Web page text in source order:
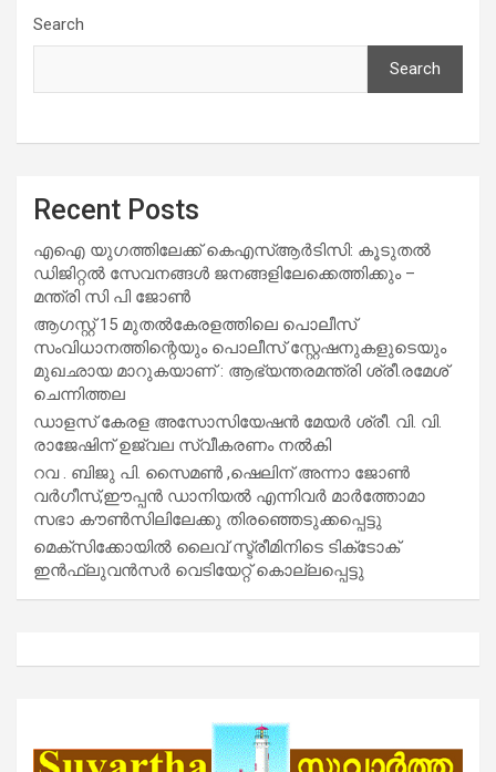
Search
Search
Recent Posts
എഐ യുഗത്തിലേക്ക് കെഎസ്ആർടിസി: കൂടുതൽ
ഡിജിറ്റൽ സേവനങ്ങൾ ജനങ്ങളിലേക്കെത്തിക്കും –
മന്ത്രി സി പി ജോൺ
ആഗസ്റ്റ് 15 മുതല്‍കേരളത്തിലെ പൊലീസ്
സംവിധാനത്തിന്റെയും പൊലീസ് സ്റ്റേഷനുകളുടെയും
മുഖഛായ മാറുകയാണ് : ആഭ്യന്തരമന്ത്രി ശ്രീ.രമേശ്
ചെന്നിത്തല
ഡാളസ് കേരള അസോസിയേഷൻ മേയർ ശ്രീ. വി. വി.
രാജേഷിന് ഉജ്വല സ്വീകരണം നൽകി
റവ . ബിജു പി. സൈമൺ ,ഷെലിന് അന്നാ ജോൺ
വർഗീസ്,ഈപ്പൻ ഡാനിയൽ എന്നിവർ മാർത്തോമാ
സഭാ കൗൺസിലിലേക്കു തിരഞ്ഞെടുക്കപ്പെട്ടു
മെക്സിക്കോയിൽ ലൈവ് സ്ട്രീമിനിടെ ടിക്‌ടോക്
ഇൻഫ്ലുവൻസർ വെടിയേറ്റ് കൊല്ലപ്പെട്ടു